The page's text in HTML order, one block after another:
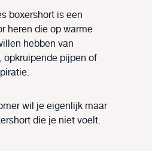
boxershort is een
heren die op warme
hebben van
opkruipende pijpen of
wil je eigenlijk maar
die je niet voelt.